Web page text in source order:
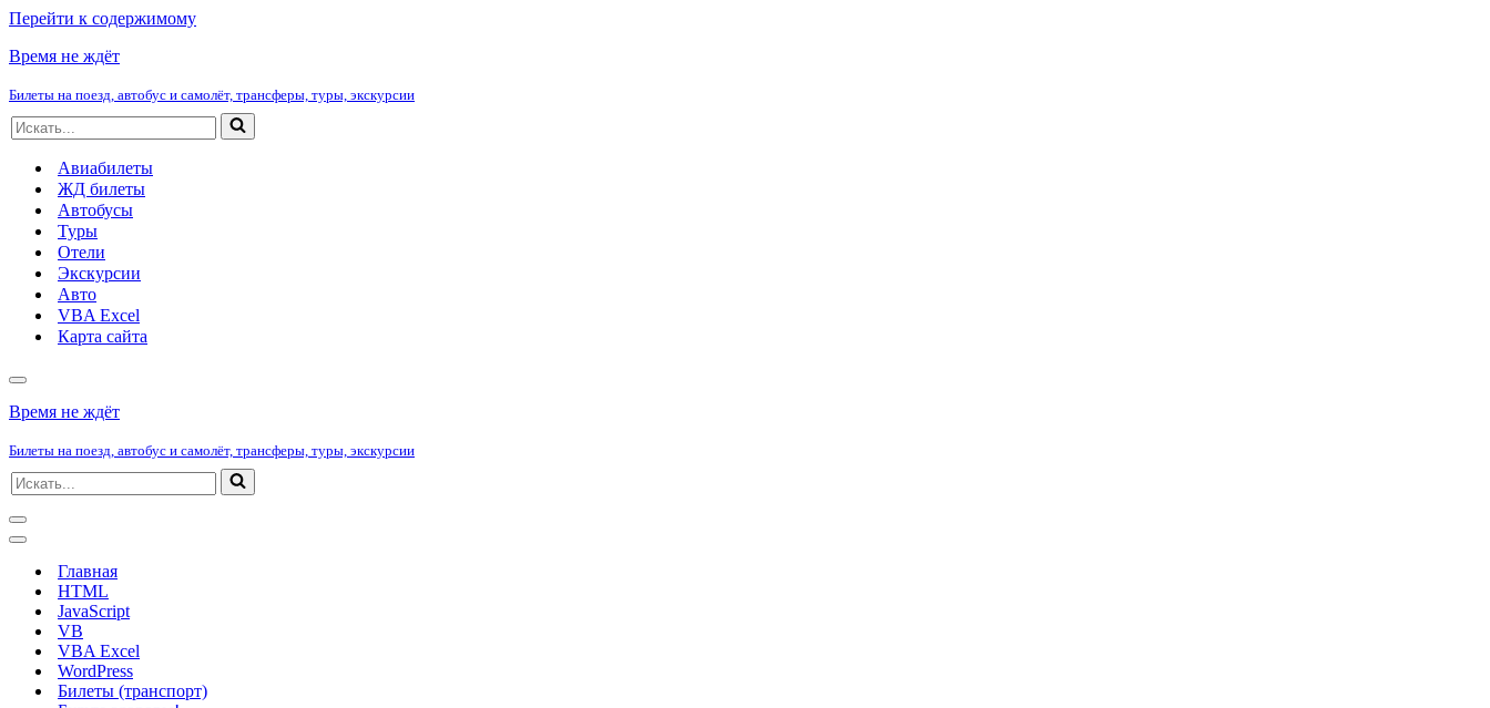
Перейти к содержимому
Время не ждёт
Билеты на поезд, автобус и самолёт, трансферы, туры, экскурсии
Искать...
Авиабилеты
ЖД билеты
Автобусы
Туры
Отели
Экскурсии
Авто
VBA Excel
Карта сайта
Меню
навигации
Время не ждёт
Билеты на поезд, автобус и самолёт, трансферы, туры, экскурсии
Искать...
Меню
навигации
Меню
навигацииГлавная
HTML
JavaScript
VB
VBA Excel
WordPress
Билеты (транспорт)